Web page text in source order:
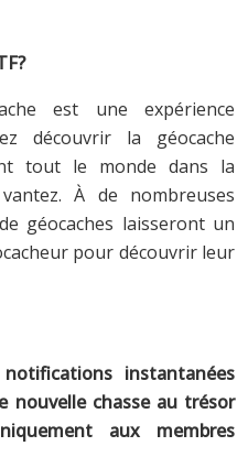
est une expérience
découvrir la géocache
tout le monde dans la
À de nombreuses
géocaches laisseront un
pour découvrir leur
instantanées
nouvelle chasse au trésor
aux membres